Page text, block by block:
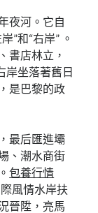
夜河。它自
”和“右岸” 。
書店林立，
岸坐落著舊日
是巴黎的政
最后匯進壩
、潮水商街
包養行情
風情水岸扶
晉陞，亮馬